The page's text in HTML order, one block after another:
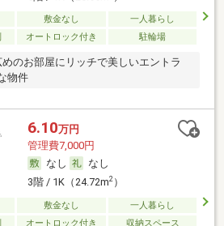
敷金なし
一人暮らし
オートロック付き 駐輪場
のお部屋にリッチで美しいエントラ
物件
6.10万円
管理費7,000円
なし
なし
3階 / 1K（24.72m2）
敷金なし
一人暮らし
オートロック付き 収納スペース